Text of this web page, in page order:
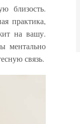
близость.
практика,
на вашу.
ментально
связь.